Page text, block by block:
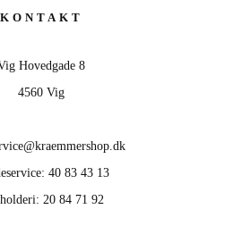
KONTAKT
Hovedgade 8
4560 Vig
40 83 43 13
20 84 71 92